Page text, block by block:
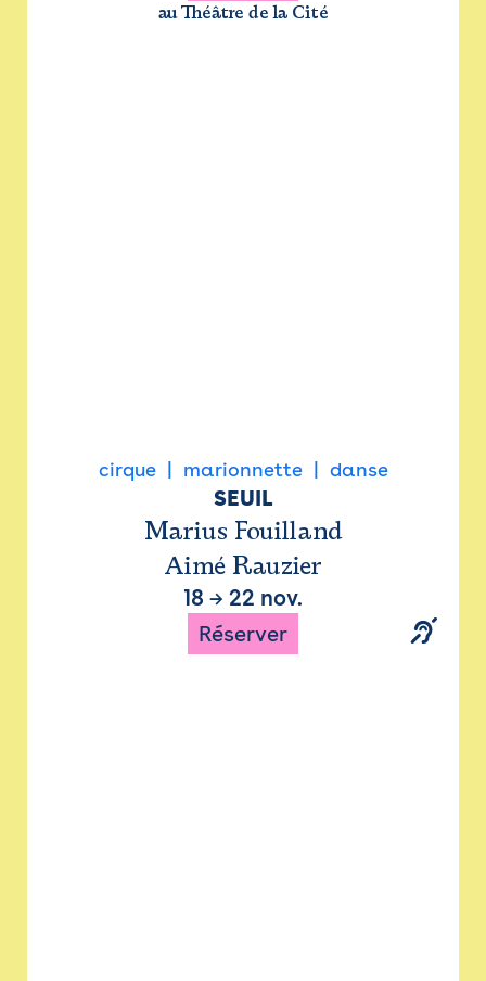
au Théâtre de la Cité
cirque marionnette danse
SEUIL
Marius Fouilland
Aimé Rauzier
18 → 22 nov.
Réserver